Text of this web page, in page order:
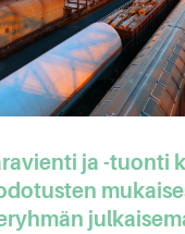
ja -tuonti